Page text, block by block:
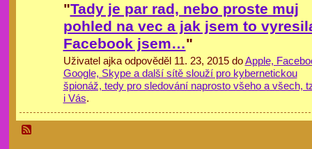
"Tady je par rad, nebo proste muj
pohled na vec a jak jsem to
Facebook jsem…"
Uživatel ajka odpověděl 11. 23, 2015 doApple,
Google, Skype a další sítě slouží pro kybernetickou
špionáž, tedy pro sledování naprosto všeho a všech,
i Vás.